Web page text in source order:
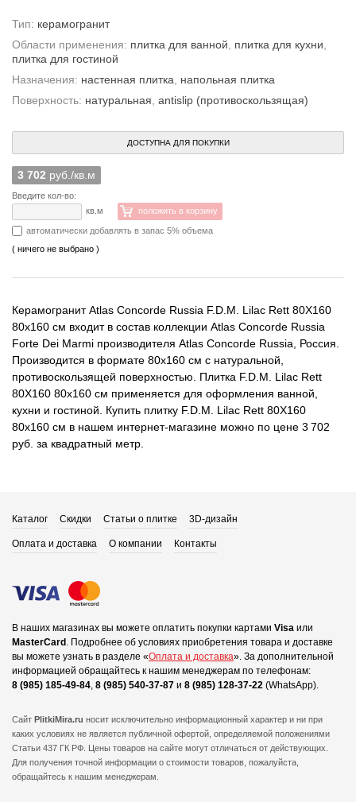
Тип: керамогранит
Области применения: плитка для ванной плитка для кухни
плитка для гостиной
Назначения: настенная плитка
напольная плитка
Поверхность: натуральная antislip (противоскользящая)
ДОСТУПНА ДЛЯ ПОКУПКИ
3 702 руб./кв.м
Введите кол-во:
кв.м
положить в корзину
автоматически добавлять в запас 5% объема
( ничего не выбрано )
Керамогранит Atlas Concorde Russia F.D.M. Lilac Rett 80X160
80x160 см входит в состав коллекции Atlas Concorde Russia
Forte Dei Marmi производителя Atlas Concorde Russia, Россия.
Производится в формате 80x160 см с натуральной,
противоскользящей поверхностью. Плитка F.D.M. Lilac Rett
80X160 80x160 см применяется для оформления ванной,
кухни и гостиной. Купить плитку F.D.M. Lilac Rett 80X160
80x160 см в нашем интернет-магазине можно по цене 3 702
руб. за квадратный метр.
Каталог Скидки Статьи о плитке 3D-дизайн
Оплата и доставка О компании Контакты
В наших магазинах вы можете оплатить покупки картами Visa или
MasterCard . Подробнее об условиях приобретения товара и доставке
вы можете узнать в разделе «Оплата и доставка». За дополнительной
информацией обращайтесь к нашим менеджерам по телефонам:
8 (985) 185-49-84, 8 (985) 540-37-87 и 8 (985) 128-37-22 (WhatsApp).
Сайт PlitkiMira.ru носит исключительно информационный характер и ни при
каких условиях не является публичной офертой, определяемой положениями
Статьи 437 ГК РФ. Цены товаров на сайте могут отличаться от действующих.
Для получения точной информации о стоимости товаров, пожалуйста,
обращайтесь к нашим менеджерам.